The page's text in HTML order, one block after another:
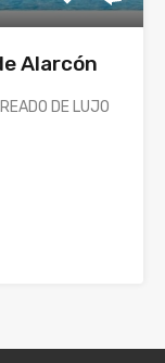
Alarcón
DE LUJO